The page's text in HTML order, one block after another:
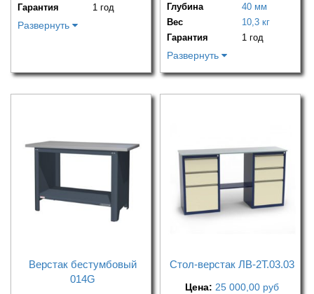
Гарантия
1 год
Развернуть
Глубина
40 мм
Вес
10,3 кг
Гарантия
1 год
Развернуть
Верстак бестумбовый
014G
Стол-верстак ЛВ-2Т.03.03
Цена: 25 000,00 руб